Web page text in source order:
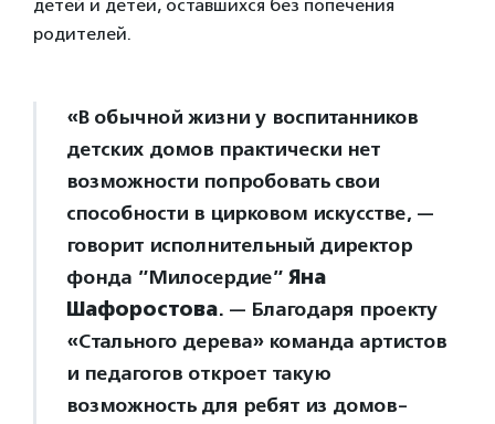
детей и детей, оставшихся без попечения
родителей.
«В обычной жизни у воспитанников
детских домов практически нет
возможности попробовать свои
способности в цирковом искусстве, —
говорит исполнительный директор
фонда ”Милосердие” Яна
Шафоростова. — Благодаря проекту
«Стального дерева» команда артистов
и педагогов откроет такую
возможность для ребят из домов-